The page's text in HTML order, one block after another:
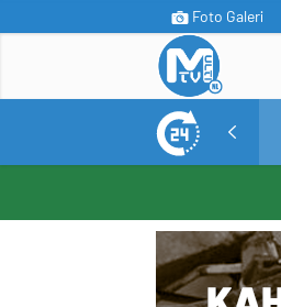
Foto Galeri
MİT’ten Irak’ın kuzeyinde operasyon: Ramazan Güneş Türkiye’ye getirildi